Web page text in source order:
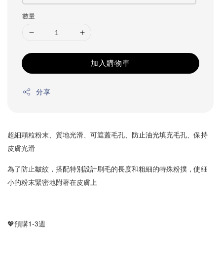
數量
加入購物車
分享
超細顆粒粉末、 質地光滑、 可遮蓋毛孔、 防止油光填充毛孔、保持
皮膚光滑
為了防止皺紋，搭配特別設計刷毛的長度和粗細的特殊粉撲，使細
小的粉末緊密地附著在皮膚上
💖預購1-3週